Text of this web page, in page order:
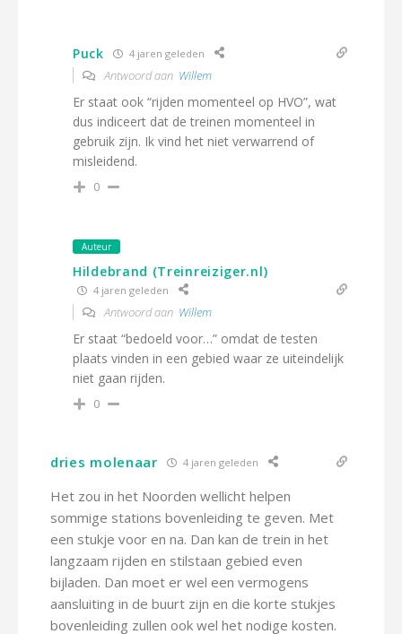
Puck 4 jaren geleden
Antwoord aan Willem
Er staat ook “rijden momenteel op HVO”, wat
dus indiceert dat de treinen momenteel in
gebruik zijn. Ik vind het niet verwarrend of
misleidend.
0
Auteur
Hildebrand (Treinreiziger.nl)
4 jaren geleden
Antwoord aan Willem
Er staat “bedoeld voor…” omdat de testen
plaats vinden in een gebied waar ze uiteindelijk
niet gaan rijden.
0
dries molenaar 4 jaren geleden
Het zou in het Noorden wellicht helpen
sommige stations bovenleiding te geven. Met
een stukje voor en na. Dan kan de trein in het
langzaam rijden en stilstaan gebied even
bijladen. Dan moet er wel een vermogens
aansluiting in de buurt zijn en die korte stukjes
bovenleiding zullen ook wel het nodige kosten.